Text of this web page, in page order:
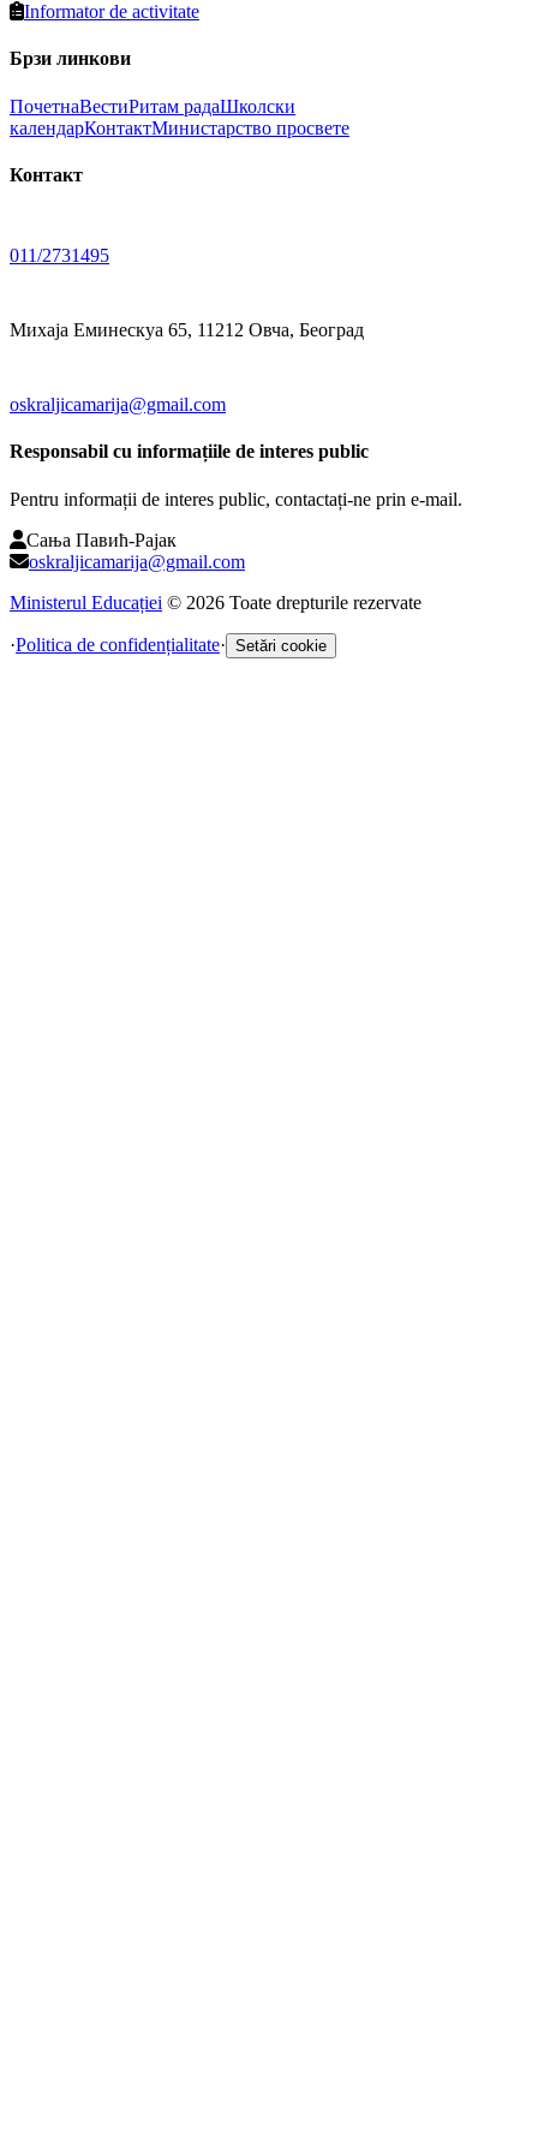
Informator de activitate
Брзи линкови
ПочетнаВестиРитам радаШколски
календарКонтактМинистарство просвете
Контакт
011/2731495
Михаја Еминескуа 65, 11212 Овча, Београд
oskraljicamarija@gmail.com
Responsabil cu informațiile de interes public
Pentru informații de interes public, contactați-ne prin e-mail.
Сања Павић-Рајак
oskraljicamarija@gmail.com
Ministerul Educației © 2026 Toate drepturile rezervate
·Politica de confidențialitate· Setări cookie